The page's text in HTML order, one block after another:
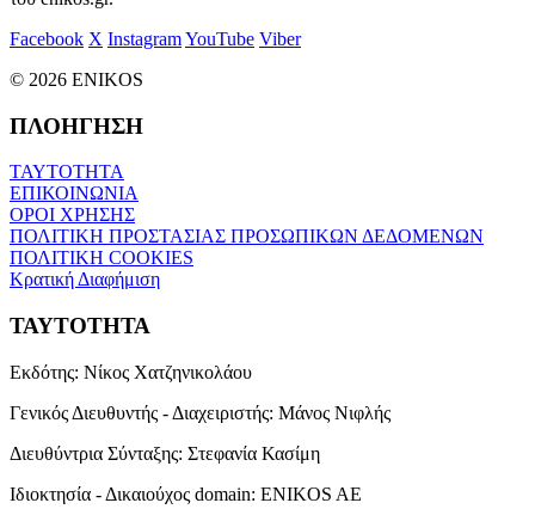
Facebook X InstagramYouTube Viber
© 2026 ENIKOS
ΠΛΟΗΓΗΣΗ
ΤΑΥΤΟΤΗΤΑ
ΕΠΙΚΟΙΝΩΝΙΑ
ΟΡΟΙ ΧΡΗΣΗΣ
ΠΟΛΙΤΙΚΗ ΠΡΟΣΤΑΣΙΑΣ ΠΡΟΣΩΠΙΚΩΝ ΔΕΔΟΜΕΝΩΝ
ΠΟΛΙΤΙΚΗ COOKIES
Κρατική Διαφήμιση
ΤΑΥΤΟΤΗΤΑ
Εκδότης: Νίκος Χατζηνικολάου
Γενικός Διευθυντής - Διαχειριστής: Μάνος Νιφλής
Διευθύντρια Σύνταξης: Στεφανία Κασίμη
Ιδιοκτησία - Δικαιούχος domain: ENIKOS AE